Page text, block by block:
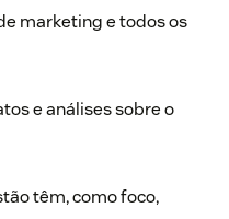
marketing e todos os
e análises sobre o
têm, como foco,